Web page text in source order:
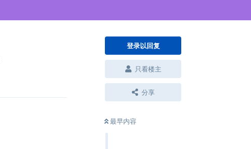
登录以回复
只看楼主
分享
最早内容